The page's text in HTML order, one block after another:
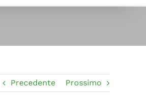
Precedente Prossimo